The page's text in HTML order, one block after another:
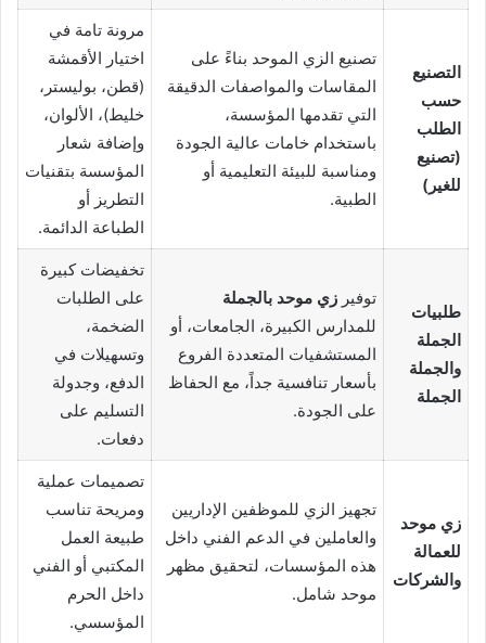
التصنيع
حسب
الطلب
(تصنيع
للغير)
تصنيع الزي الموحد بناءً على
المقاسات والمواصفات الدقيقة
التي تقدمها المؤسسة،
باستخدام خامات عالية الجودة
ومناسبة للبيئة التعليمية أو
الطبية.
مرونة تامة في
اختيار الأقمشة
(قطن، بوليستر،
خليط)، الألوان،
وإضافة شعار
المؤسسة بتقنيات
التطريز أو
الطباعة الدائمة.
طلبيات
الجملة
والجملة
الجملة
توفير زي موحد بالجملة
للمدارس الكبيرة، الجامعات، أو
المستشفيات المتعددة الفروع
بأسعار تنافسية جداً، مع الحفاظ
على الجودة.
تخفيضات كبيرة
على الطلبات
الضخمة،
وتسهيلات في
الدفع، وجدولة
التسليم على
دفعات.
زي موحد
للعمالة
والشركات
تجهيز الزي للموظفين الإداريين
والعاملين في الدعم الفني داخل
هذه المؤسسات، لتحقيق مظهر
موحد شامل.
تصميمات عملية
ومريحة تناسب
طبيعة العمل
المكتبي أو الفني
داخل الحرم
المؤسسي.